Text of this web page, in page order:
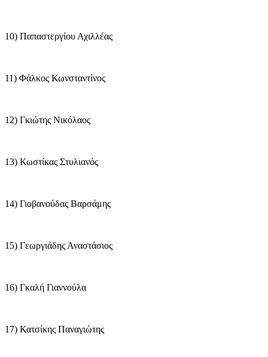
10) Παπαστεργίου Αχιλλέας
11) Φάλκος Κωνσταντίνος
12) Γκιώτης Νικόλαος
13) Κωστίκας Στυλιανός
14) Γιοβανούδας Βαρσάμης
15) Γεωργιάδης Αναστάσιος
16) Γκαλή Γιαννούλα
17) Κατσίκης Παναγιώτης